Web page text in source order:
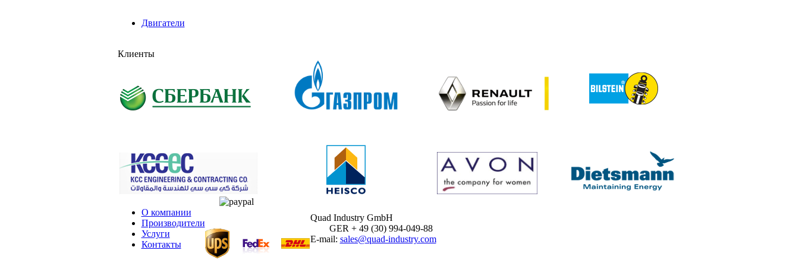
Двигатели
Клиенты
О компании
Производители
Услуги
Контакты
Quad Industry GmbH
GER + 49 (30) 994-049-88
E-mail: sales@quad-industry.com